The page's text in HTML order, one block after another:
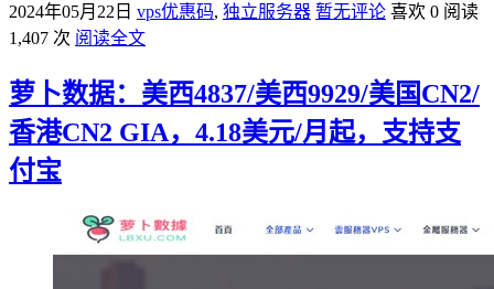
2024年05月22日 vps优惠码, 独立服务器 暂无评论 喜欢 0 阅读
1,407 次 阅读全文
萝卜数据：美西4837/美西9929/美国CN2/
香港CN2 GIA，4.18美元/月起，支持支
付宝